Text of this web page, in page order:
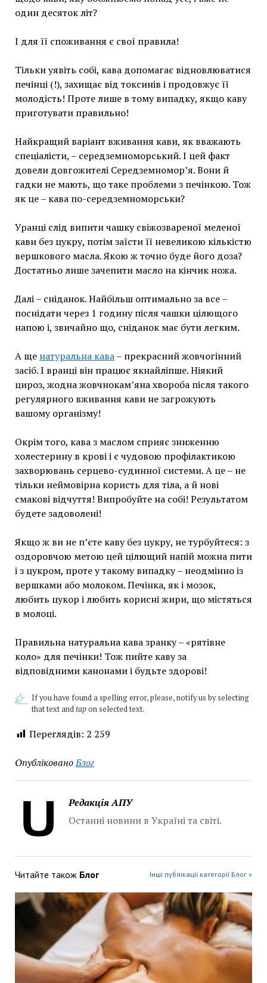
один десяток літ?
І для її споживання є свої правила!
Тільки уявіть собі, кава допомагає відновлюватися
печінці (!), захищає від токсинів і продовжує її
молодість! Проте лише в тому випадку, якщо каву
приготувати правильно!
Найкращий варіант вживання кави, як вважають
спеціалісти, – середземноморський. І цей факт
довели довгожителі Середземномор’я. Вони й
гадки не мають, що таке проблеми з печінкою. Тож
як це – кава по-середземноморськи?
Уранці слід випити чашку свіжозвареної меленої
кави без цукру, потім заїсти її невеликою кількістю
вершкового масла. Якою ж точно буде його доза?
Достатньо лише зачепити масло на кінчик ножа.
Далі – сніданок. Найбільш оптимально за все –
поснідати через 1 годину після чашки цілющого
напою і, звичайно що, сніданок має бути легким.
А ще натуральна кава– прекрасний жовчогінний
засіб. І вранці він працює якнайліпше. Ніякий
цироз, жодна жовчнокам’яна хвороба після такого
регулярного вживання кави не загрожують
вашому організму!
Окрім того, кава з маслом сприяє зниженню
холестерину в крові і є чудовою профілактикою
захворювань серцево-судинної системи. А це – не
тільки неймовірна користь для тіла, а й нові
смакові відчуття! Випробуйте на собі! Результатом
будете задоволені!
Якщо ж ви не п’єте каву без цукру, не турбуйтеся: з
оздоровчою метою цей цілющий напій можна пити
і з цукром, проте у такому випадку – неодмінно із
вершками або молоком. Печінка, як і мозок,
любить цукор і любить корисні жири, що містяться
в молоці.
Правильна натуральна кава зранку – «рятівне
коло» для печінки! Тож пийте каву за
відповідними канонами і будьте здорові!
If you have found a spelling error, please, notify us by selecting
that text andtapon selected text.
Переглядів: 2 259
ОпублікованоБлог
Редакція АПУ
Останні новини в Україні та світі.
Читайте також Блог Інші публікації категорії Блог »